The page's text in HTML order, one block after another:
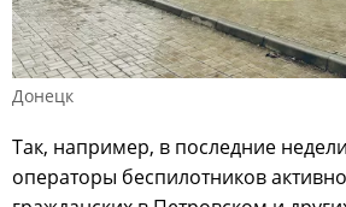
Донецк
Так, например, в последние
операторы беспилотников